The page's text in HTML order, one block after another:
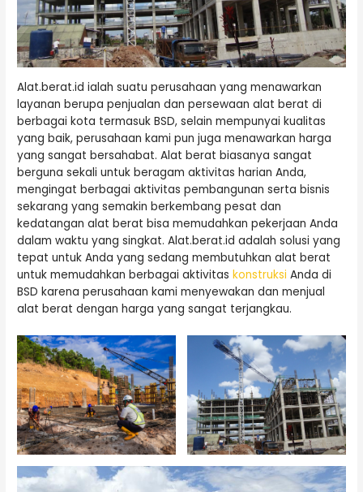
Alat.berat.id ialah suatu perusahaan yang menawarkan
layanan berupa penjualan dan persewaan alat berat di
berbagai kota termasuk BSD, selain mempunyai kualitas
yang baik, perusahaan kami pun juga menawarkan harga
yang sangat bersahabat. Alat berat biasanya sangat
berguna sekali untuk beragam aktivitas harian Anda,
mengingat berbagai aktivitas pembangunan serta bisnis
sekarang yang semakin berkembang pesat dan
kedatangan alat berat bisa memudahkan pekerjaan Anda
dalam waktu yang singkat. Alat.berat.id adalah solusi yang
tepat untuk Anda yang sedang membutuhkan alat berat
untuk memudahkan berbagai aktivitaskonstruksi Anda di
BSD karena perusahaan kami menyewakan dan menjual
alat berat dengan harga yang sangat terjangkau.